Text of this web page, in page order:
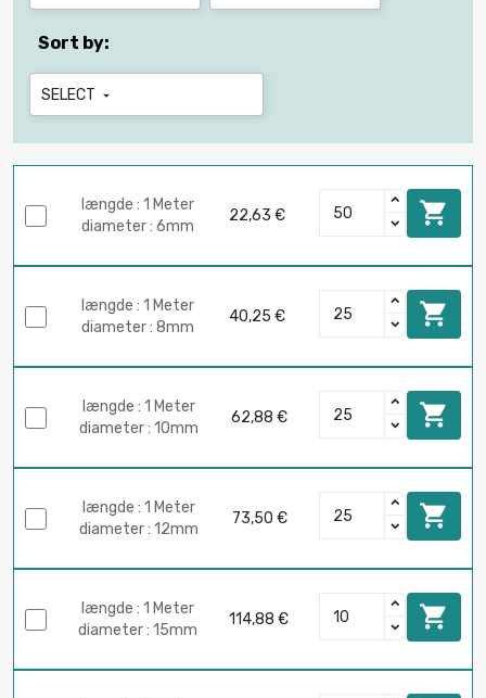
Sort by:
SELECT 
længde : 1 Meter
diameter : 6mm
22,63 € 
længde : 1 Meter
diameter : 8mm
40,25 € 
længde : 1 Meter
diameter : 10mm
62,88 € 
længde : 1 Meter
diameter : 12mm
73,50 € 
længde : 1 Meter
diameter : 15mm
114,88 € 